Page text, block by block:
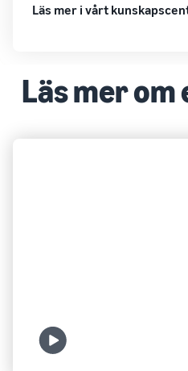
Läs mer i vårt
Läs mer